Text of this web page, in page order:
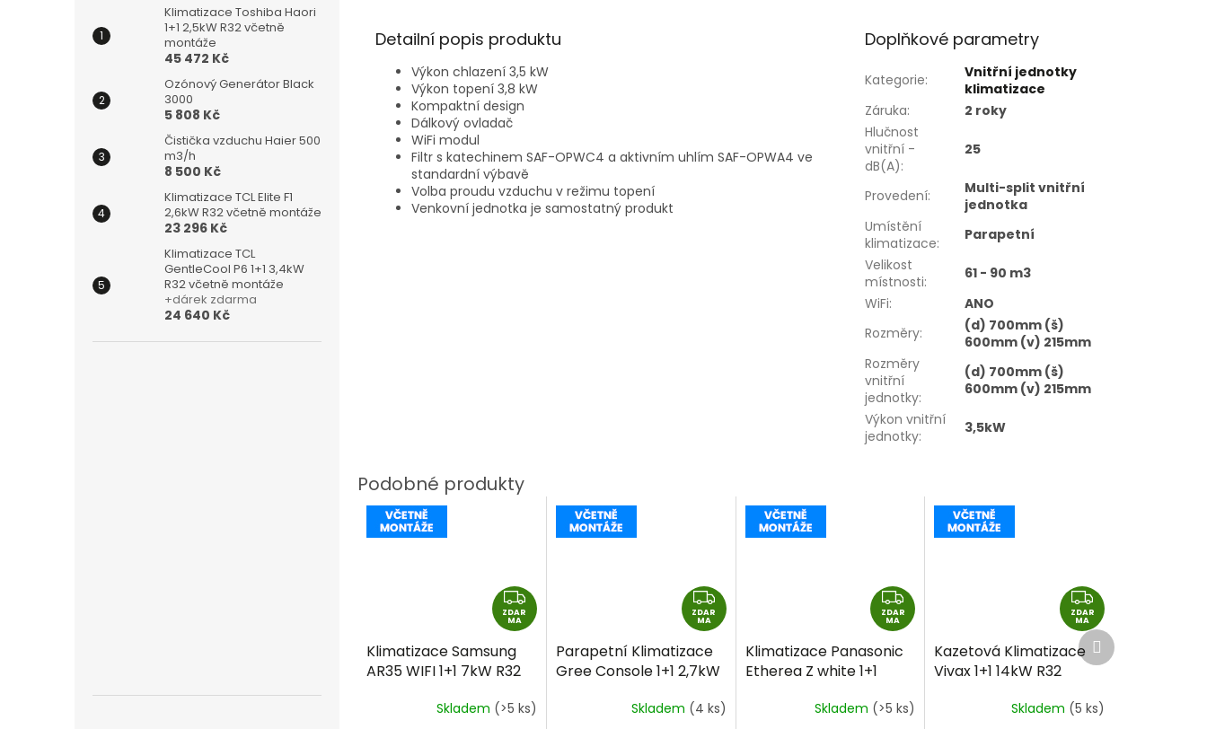
Klimatizace Toshiba Haori
1+1 2,5kW R32 včetně
montáže
45 472 Kč
Ozónový Generátor Black
3000
5 808 Kč
Čistička vzduchu Haier 500
m3/h
8 500 Kč
Klimatizace TCL Elite F1
2,6kW R32 včetně montáže
23 296 Kč
Klimatizace TCL
GentleCool P6 1+1 3,4kW
R32 včetně montáže
+dárek zdarma
24 640 Kč
Detailní popis produktu
Výkon chlazení 3,5 kW
Výkon topení 3,8 kW
Kompaktní design
Dálkový ovladač
WiFi modul
Filtr s katechinem SAF-OPWC4 a aktivním uhlím SAF-OPWA4 ve
standardní výbavě
Volba proudu vzduchu v režimu topení
Venkovní jednotka je samostatný produkt
Doplňkové parametry
Kategorie:
Vnitřní jednotky
klimatizace
Záruka:
2 roky
Hlučnost
vnitřní -
dB(A):
25
Provedení:
Multi-split vnitřní
jednotka
Umístění
klimatizace:
Parapetní
Velikost
místnosti:
61 - 90 m3
WiFi:
ANO
Rozměry:
(d) 700mm (š)
600mm (v) 215mm
Rozměry
vnitřní
jednotky:
(d) 700mm (š)
600mm (v) 215mm
Výkon vnitřní
jednotky: 3,5kW
Z
D
A
ZDAR
MA
Klimatizace Samsung
AR35 WIFI 1+1 7kW R32
Skladem (>5 ks)
Z
D
R
M
A
ZDAR
MA
Parapetní Klimatizace
Gree Console 1+1 2,7kW
Skladem (4 ks)
Z
D
A
ZDAR
MA
Klimatizace Panasonic
Etherea Z white 1+1
Skladem (>5 ks)
Z
D
A
R
A
ZDAR
MA
Kazetová Klimatizace
Vivax 1+1 14kW R32
Skladem (5 ks)
Další
produkt